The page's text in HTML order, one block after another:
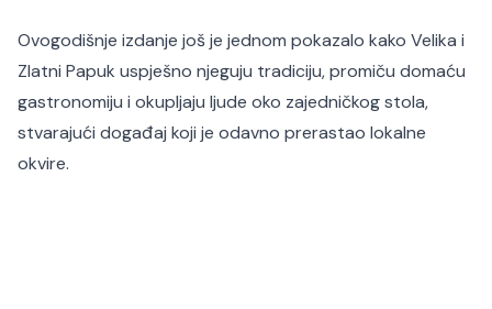
Ovogodišnje izdanje još je jednom pokazalo kako Velika i
Zlatni Papuk uspješno njeguju tradiciju, promiču domaću
gastronomiju i okupljaju ljude oko zajedničkog stola,
stvarajući događaj koji je odavno prerastao lokalne
okvire.